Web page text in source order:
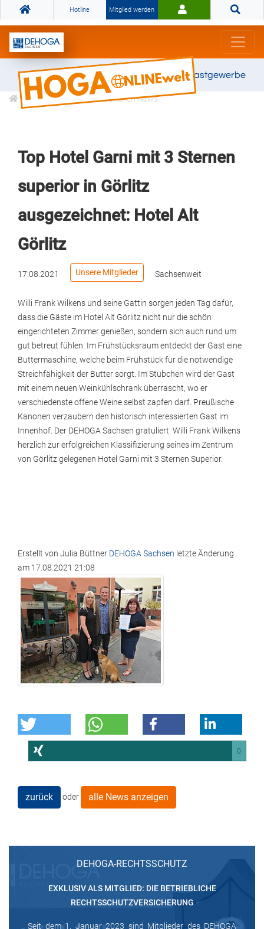
Hotline Mitglied werden
Gemeinsam stark für das Gastgewerbe
Informationen Branchen News
Top Hotel Garni mit 3 Sternen
superior in Görlitz
ausgezeichnet: Hotel Alt
Görlitz
17.08.2021 Unsere Mitglieder Sachsenweit
Willi Frank Wilkens und seine Gattin sorgen jeden Tag dafür,
dass die Gäste im Hotel Alt Görlitz nicht nur die schön
eingerichteten Zimmer genießen, sondern sich auch rund um
gut betreut fühlen. Im Frühstücksraum entdeckt der Gast eine
Buttermaschine, welche beim Frühstück für die notwendige
Streichfähigkeit der Butter sorgt. Im Stübchen wird der Gast
mit einem neuen Weinkühlschrank überrascht, wo er
verschiedenste offene Weine selbst zapfen darf. Preußische
Kanonen verzaubern den historisch interessierten Gast im
Innenhof. Der DEHOGA Sachsen gratuliert Willi Frank Wilkens
herzlich zur erfolgreichen Klassifizierung seines im Zentrum
von Görlitz gelegenen Hotel Garni mit 3 Sternen Superior.
Erstellt von Julia Büttner DEHOGA Sachsen letzte Änderung
am 17.08.2021 21:08
0
zurück oder alle News anzeigen
DEHOGA-RECHTSSCHUTZ
EXKLUSIV ALS MITGLIED: DIE BETRIEBLICHE
RECHTSSCHUTZVERSICHERUNG
Seit dem 1. Januar 2023 sind Mitglieder des DEHOGA